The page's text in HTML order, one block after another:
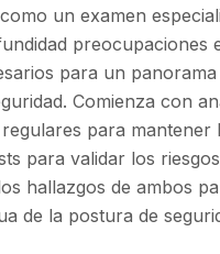
un examen
preocupaciones
para un
Comienza con
para mantener
para validar los
hallazgos de ambos
de la postura de